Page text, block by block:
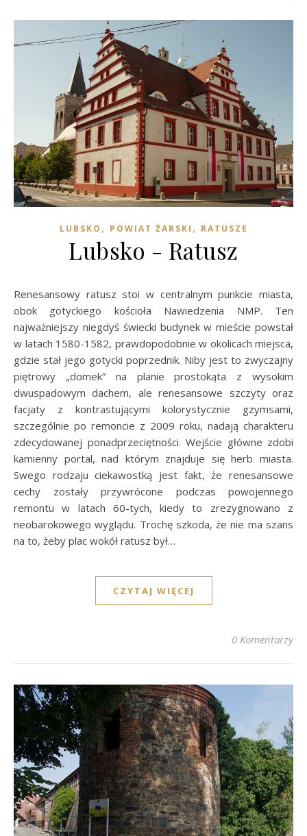
LUBSKO , POWIAT ŻARSKI , RATUSZE
Lubsko - Ratusz
Renesansowy ratusz stoi w centralnym punkcie miasta,
obok gotyckiego kościoła Nawiedzenia NMP. Ten
najważniejszy niegdyś świecki budynek w mieście powstał
w latach 1580-1582, prawdopodobnie w okolicach miejsca,
gdzie stał jego gotycki poprzednik. Niby jest to zwyczajny
piętrowy „domek” na planie prostokąta z wysokim
dwuspadowym dachem, ale renesansowe szczyty oraz
facjaty z kontrastującymi kolorystycznie gzymsami,
szczególnie po remoncie z 2009 roku, nadają charakteru
zdecydowanej ponadprzeciętności. Wejście główne zdobi
kamienny portal, nad którym znajduje się herb miasta.
Swego rodzaju ciekawostką jest fakt, że renesansowe
cechy zostały przywrócone podczas powojennego
remontu w latach 60-tych, kiedy to zrezygnowano z
neobarokowego wyglądu. Trochę szkoda, że nie ma szans
na to, żeby plac wokół ratusz był…
CZYTAJ WIĘCEJ
0 Komentarzy